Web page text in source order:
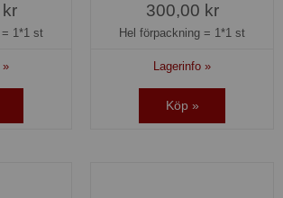
1*1 st
»
300,00 kr
Hel förpackning = 1*1 st
Lagerinfo »
Köp »